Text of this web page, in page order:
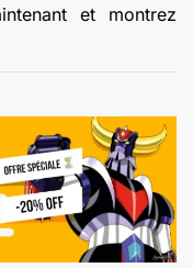
et montrez